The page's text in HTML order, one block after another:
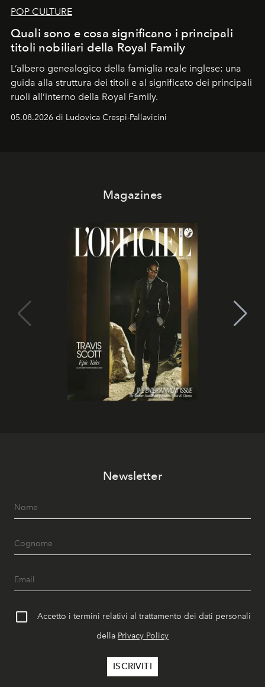
POP CULTURE
Quali sono e cosa significano i principali
titoli nobiliari della Royal Family
L’albero genealogico della famiglia reale inglese: una
guida alla struttura dei titoli e al significato dei principali
ruoli all’interno della Royal Family.
05.08.2026 di Ludovica Crespi-Pallavicini
Magazines
Newsletter
Accetto i termini relativi al trattamento dei dati personali
della Privacy Policy